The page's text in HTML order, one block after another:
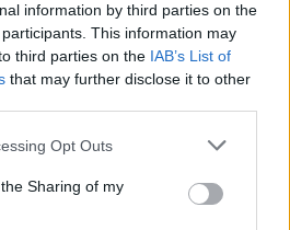
information by third parties on the
participants. This information may
third parties on the IAB’s List of
that may further disclose it to other
Opt Outs
Sharing of my